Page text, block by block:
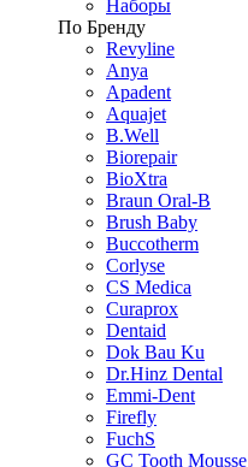
Наборы
По Бренду
Revyline
Anya
Apadent
Aquajet
B.Well
Biorepair
BioXtra
Braun Oral-B
Brush Baby
Buccotherm
Corlyse
CS Medica
Curaprox
Dentaid
Dok Bau Ku
Dr.Hinz Dental
Emmi-Dent
Firefly
FuchS
GC Tooth Mousse